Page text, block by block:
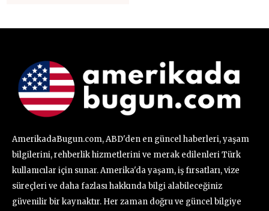
AmerikadaBugun.com, ABD'den en güncel haberleri, yaşam
bilgilerini, rehberlik hizmetlerini ve merak edilenleri Türk
kullanıcılar için sunar. Amerika'da yaşam, iş fırsatları, vize
süreçleri ve daha fazlası hakkında bilgi alabileceğiniz
güvenilir bir kaynaktır. Her zaman doğru ve güncel bilgiye